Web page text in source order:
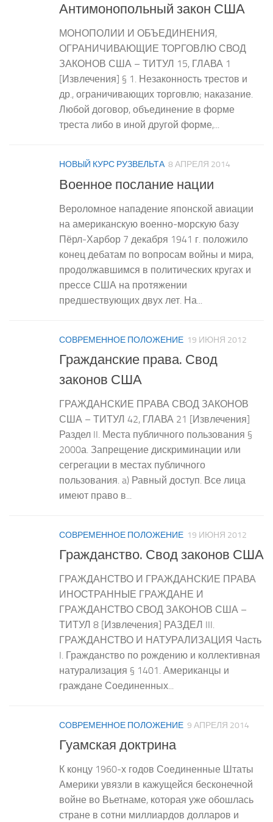
Антимонопольный закон США
МОНОПОЛИИ И ОБЪЕДИНЕНИЯ,
ОГРАНИЧИВАЮЩИЕ ТОРГОВЛЮ СВОД
ЗАКОНОВ США – ТИТУЛ 15, ГЛАВА 1
[Извлечения] § 1. Незаконность трестов и
др., ограничивающих торговлю; наказание.
Любой договор, объединение в форме
треста либо в иной другой форме,...
НОВЫЙ КУРС РУЗВЕЛЬТА 8 АПРЕЛЯ 2014
Военное послание нации
Вероломное нападение японской авиации
на американскую военно-морскую базу
Пёрл-Харбор 7 декабря 1941 г. положило
конец дебатам по вопросам войны и мира,
продолжавшимся в политических кругах и
прессе США на протяжении
предшествующих двух лет. На...
СОВРЕМЕННОЕ ПОЛОЖЕНИЕ 19 ИЮНЯ 2012
Гражданские права. Свод
законов США
ГРАЖДАНСКИЕ ПРАВА СВОД ЗАКОНОВ
США – ТИТУЛ 42, ГЛАВА 21 [Извлечения]
Раздел II. Места публичного пользования §
2000а. Запрещение дискриминации или
сегрегации в местах публичного
пользования. a) Равный доступ. Все лица
имеют право в...
СОВРЕМЕННОЕ ПОЛОЖЕНИЕ 19 ИЮНЯ 2012
Гражданство. Свод законов США
ГРАЖДАНСТВО И ГРАЖДАНСКИЕ ПРАВА
ИНОСТРАННЫЕ ГРАЖДАНЕ И
ГРАЖДАНСТВО СВОД ЗАКОНОВ США –
ТИТУЛ 8 [Извлечения] РАЗДЕЛ III.
ГРАЖДАНСТВО И НАТУРАЛИЗАЦИЯ Часть
I. Гражданство по рождению и коллективная
натурализация § 1401. Американцы и
граждане Соединенных...
СОВРЕМЕННОЕ ПОЛОЖЕНИЕ 9 АПРЕЛЯ 2014
Гуамская доктрина
К концу 1960-х годов Соединенные Штаты
Америки увязли в кажущейся бесконечной
войне во Вьетнаме, которая уже обошлась
стране в сотни миллиардов долларов и